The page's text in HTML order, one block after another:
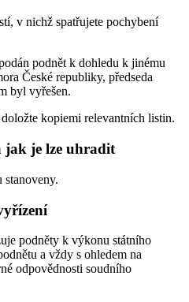
v nichž spatřujete pochybení
podnět k dohledu k jinému
České republiky, předseda
byl vyřešen.
kopiemi relevantních listin.
jak je lze uhradit
stanoveny.
podněty k výkonu státního
a vždy s ohledem na
odpovědnosti soudního